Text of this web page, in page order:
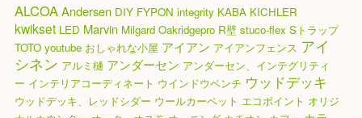
ALCOAAndersen DIY FYPON integrity KABA KICHLER
kwikset LED Marvin Milgard Oakridgepro R壁 stuco-flex Sトラップ
TOTO youtube おしゃれな小屋 アイアン アイアンフェンス アイ
シネン アルミ樋 アンダーセン アンダーセン、インテグリティ
ー インテリアコーディネート ウインドウベンチ ウッドデッキ
ウッドデッキ、レッドシダー ウールカーペット エコポイント オリジ